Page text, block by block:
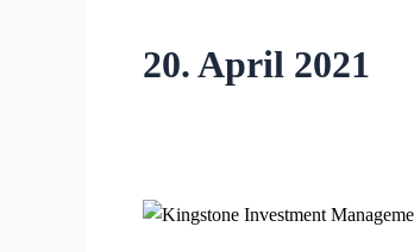
20. April 2021
Stuttgart: